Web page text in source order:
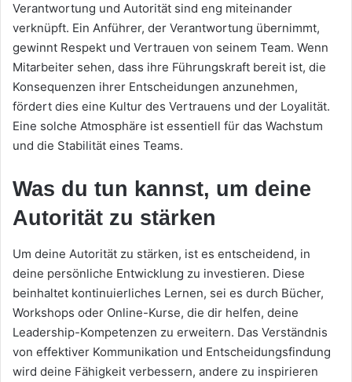
Verantwortung und Autorität sind eng miteinander
verknüpft. Ein Anführer, der Verantwortung übernimmt,
gewinnt Respekt und Vertrauen von seinem Team. Wenn
Mitarbeiter sehen, dass ihre Führungskraft bereit ist, die
Konsequenzen ihrer Entscheidungen anzunehmen,
fördert dies eine Kultur des Vertrauens und der Loyalität.
Eine solche Atmosphäre ist essentiell für das Wachstum
und die Stabilität eines Teams.
Was du tun kannst, um deine
Autorität zu stärken
Um deine Autorität zu stärken, ist es entscheidend, in
deine persönliche Entwicklung zu investieren. Diese
beinhaltet kontinuierliches Lernen, sei es durch Bücher,
Workshops oder Online-Kurse, die dir helfen, deine
Leadership-Kompetenzen zu erweitern. Das Verständnis
von effektiver Kommunikation und Entscheidungsfindung
wird deine Fähigkeit verbessern, andere zu inspirieren